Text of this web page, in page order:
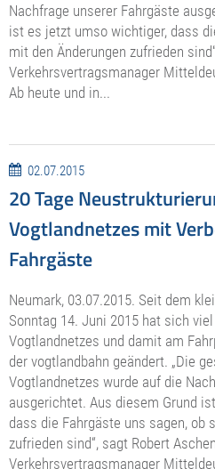
Nachfrage unserer Fahrgäste
ist es jetzt umso wichtiger, dass
mit den Änderungen zufrieden
Verkehrsvertragsmanager
Ab heute und in...
02.07.2015
20 Tage
Vogtlandnetzes mit
Fahrgäste
Neumark, 03.07.2015. Seit dem
Sonntag 14. Juni 2015 hat sich
Vogtlandnetzes und damit am
der vogtlandbahn geändert. „Die
Vogtlandnetzes wurde auf die
ausgerichtet. Aus diesem Grund
dass die Fahrgäste uns sagen, ob
zufrieden sind“, sagt Robert
Verkehrsvertragsmanager